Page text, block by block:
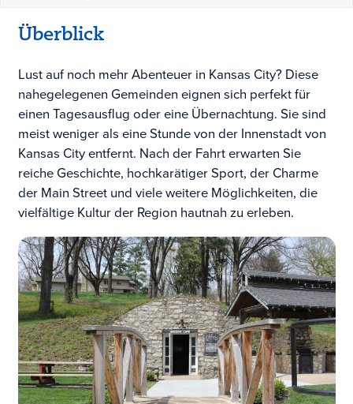
Überblick
Lust auf noch mehr Abenteuer in Kansas City? Diese
nahegelegenen Gemeinden eignen sich perfekt für
einen Tagesausflug oder eine Übernachtung. Sie sind
meist weniger als eine Stunde von der Innenstadt von
Kansas City entfernt. Nach der Fahrt erwarten Sie
reiche Geschichte, hochkarätiger Sport, der Charme
der Main Street und viele weitere Möglichkeiten, die
vielfältige Kultur der Region hautnah zu erleben.